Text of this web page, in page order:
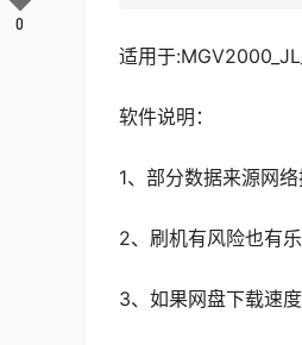
适用于
软件说明：
1、部分数据来源网
2、刷机有风险也有
3、如果网盘下载速
0